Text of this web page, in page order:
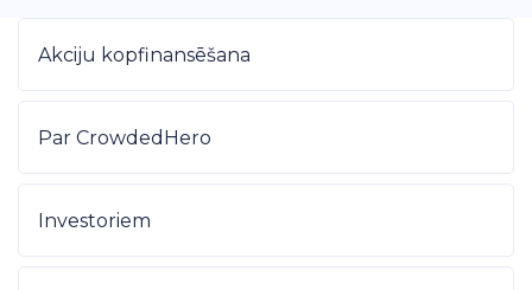
Akciju kopfinansēšana
Par CrowdedHero
Investoriem